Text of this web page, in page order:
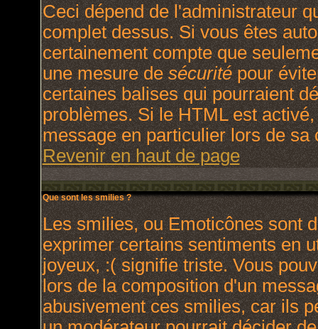
Ceci dépend de l'administrateur
complet dessus. Si vous êtes
certainement compte que
une mesure desécuritépour
certaines balises qui pourraient
problèmes. Si le HTML est
message en particulier lors de sa
Revenir en haut de page
Que sont les smilies ?
Les smilies, ou Emoticônes sont
exprimer certains sentiments en
joyeux, :( signifie triste. Vous
lors de la composition d'un
abusivement ces smilies, car ils